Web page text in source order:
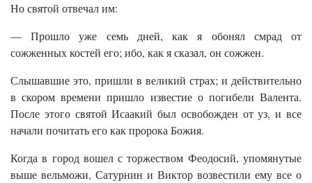
Но святой отвечал им:
— Прошло уже семь дней, как я обонял смрад от
сожженных костей его; ибо, как я сказал, он сожжен.
Слышавшие это, пришли в великий страх; и действительно
в скором времени пришло известие о погибели Валента.
После этого святой Исаакий был освобожден от уз, и все
начали почитать его как пророка Божия.
Когда в город вошел с торжеством Феодосий, упомянутые
выше вельможи, Сатурнин и Виктор возвестили ему все о